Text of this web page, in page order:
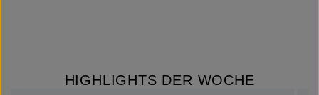
HIGHLIGHTS DER WOCHE